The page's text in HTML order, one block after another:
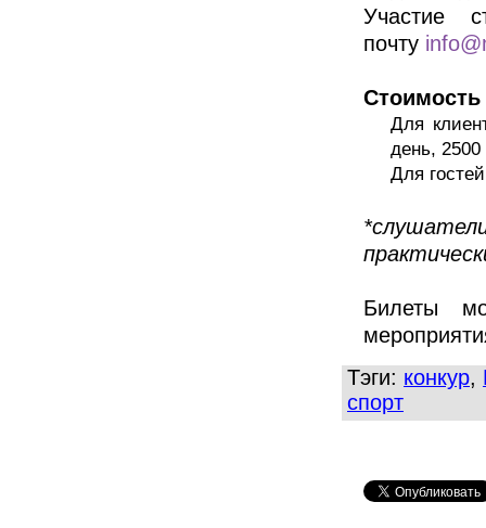
Участие
почту
Для
день,
Для
Билеты
Тэги: конкур,
спорт